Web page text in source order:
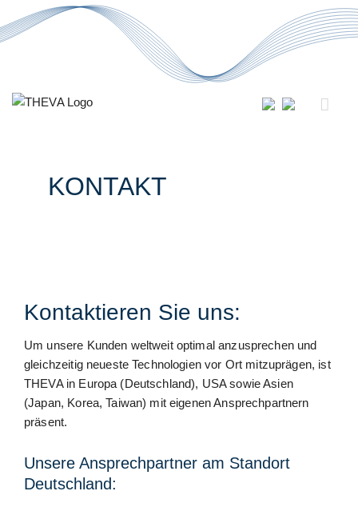
Inhalt
springen
KONTAKT
Kontaktieren Sie uns:
Um unsere Kunden weltweit optimal anzusprechen und
gleichzeitig neueste Technologien vor Ort mitzuprägen, ist
THEVA in Europa (Deutschland), USA sowie Asien
(Japan, Korea, Taiwan) mit eigenen Ansprechpartnern
präsent.
Unsere Ansprechpartner am Standort
Deutschland: